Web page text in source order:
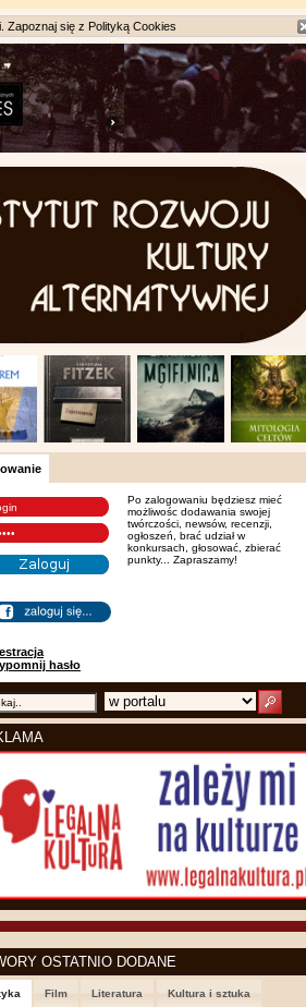
Zapoznaj się z Polityką Cookies
hasło
Po zalogowaniu będziesz mieć
możliwośc dodawania swojej
twórczości, newsów, recenzji,
ogłoszeń, brać udział w
konkursach, głosować, zbierać
punkty... Zapraszamy!
OSTATNIO DODANE
Film Literatura Kultura i sztuka